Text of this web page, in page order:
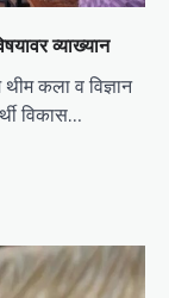
व्याख्यान
कला व विज्ञान
विकास…